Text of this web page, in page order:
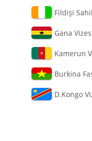
Fildişi
Gana
Kamerun
Burkina
D.Kongo